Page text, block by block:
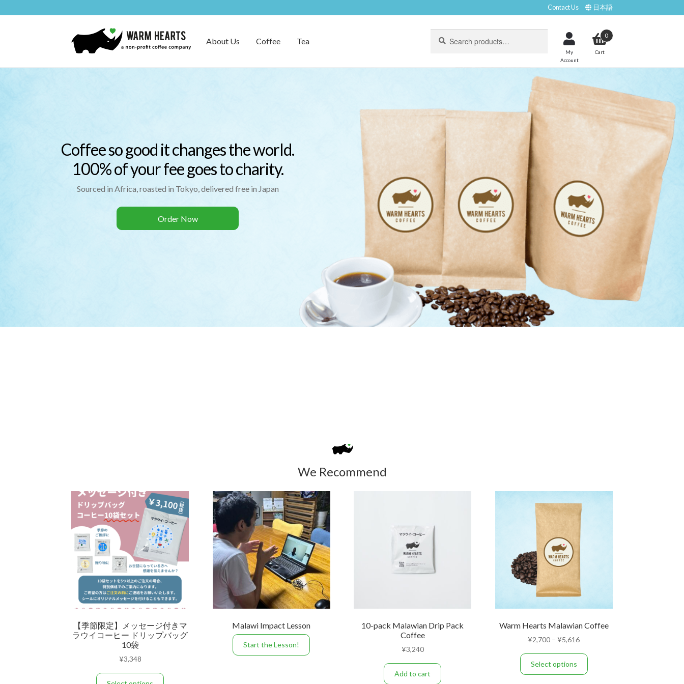
to
navigation
to
content
About Us Coffee Tea
for:
My
Account
0
Contact Us 日本語
Coffee so good it changes the world.
100% of your fee goes to charity.
Sourced in Africa, roasted in Tokyo, delivered free in Japan
Order Now
We Recommend
【季節限定】メッセージ付きマ
ラウイコーヒー ドリップバッグ
10袋
¥3,348
This
Malawi Impact Lesson
Start the Lesson!
10-pack Malawian Drip Pack
Coffee
¥3,240
Add to cart
Warm Hearts Malawian Coffee
¥2,700 – ¥5,616Price
through
Select options
This
product